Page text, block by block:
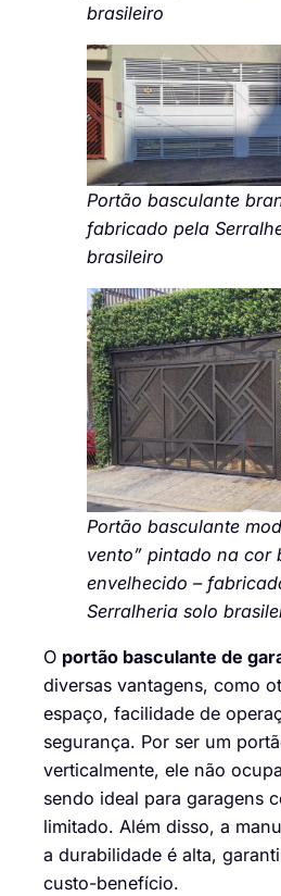
brasileiro
Portão basculante
fabricado pela
brasileiro
Portão basculante
vento” pintado na cor
envelhecido –
Serralheria solo
O portão basculante de
diversas vantagens, como
espaço, facilidade de
segurança. Por ser um
verticalmente, ele não
sendo ideal para garagens
limitado. Além disso, a
a durabilidade é alta,
custo-benefício.